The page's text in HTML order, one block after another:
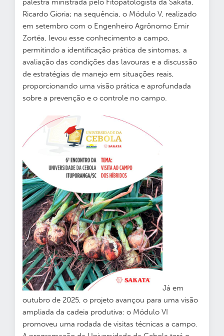
palestra ministrada pelo Fitopatologista da Sakata,
Ricardo Gioria; na sequência, o Módulo V, realizado
em setembro com o Engenheiro Agrônomo Emir
Zortéa, levou esse conhecimento a campo,
permitindo a identificação prática de sintomas, a
avaliação das condições das lavouras e a discussão
de estratégias de manejo em situações reais,
proporcionando uma visão prática e aprofundada
sobre a prevenção e o controle no campo.
Já em
outubro de 2025, o projeto avançou para uma visão
ampliada da cadeia produtiva: o Módulo VI
promoveu uma rodada de visitas técnicas a campo.